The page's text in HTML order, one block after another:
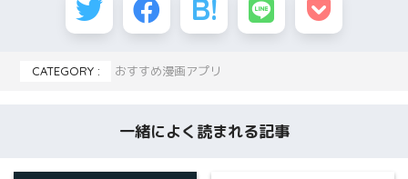
CATEGORY : おすすめ漫画アプリ
一緒によく読まれる記事